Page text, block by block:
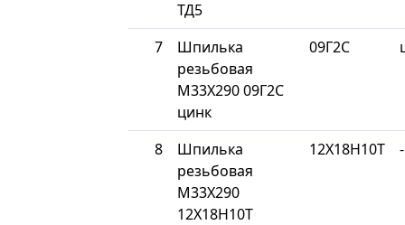
ТД5
7
Шпилька
резьбовая
М33Х290 09Г2С
цинк
09Г2С
8
Шпилька
резьбовая
М33Х290
12Х18Н10Т
12Х18Н10Т -